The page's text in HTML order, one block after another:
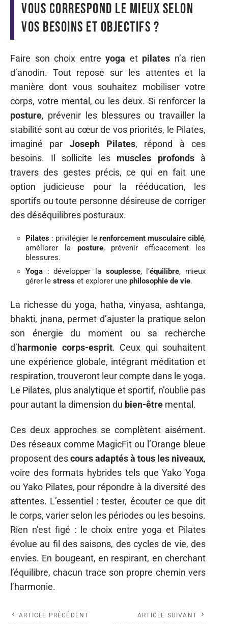
vous correspond le mieux selon
vos besoins et objectifs ?
Faire son choix entre yoga et pilates n’a rien
d’anodin. Tout repose sur les attentes et la
manière dont vous souhaitez mobiliser votre
corps, votre mental, ou les deux. Si renforcer la
posture, prévenir les blessures ou travailler la
stabilité sont au cœur de vos priorités, le Pilates,
imaginé par Joseph Pilates, répond à ces
besoins. Il sollicite les muscles profondsà
travers des gestes précis, ce qui en fait une
option judicieuse pour la rééducation, les
sportifs ou toute personne désireuse de corriger
des déséquilibres posturaux.
Pilates : privilégier le renforcement musculaire ciblé,
améliorer la posture, prévenir efficacement les
blessures.
Yoga : développer la souplesse, l’équilibre, mieux
gérer le stress et explorer une philosophie de vie.
La richesse du yoga, hatha, vinyasa, ashtanga,
bhakti, jnana, permet d’ajuster la pratique selon
son énergie du moment ou sa recherche
d’harmonie corps-esprit. Ceux qui souhaitent
une expérience globale, intégrant méditation et
respiration, trouveront leur compte dans le yoga.
Le Pilates, plus analytique et sportif, n’oublie pas
pour autant la dimension du bien-être mental.
Ces deux approches se complètent aisément.
Des réseaux comme MagicFit ou l’Orange bleue
proposent descours adaptés à tous les niveaux,
voire des formats hybrides tels que Yako Yoga
ou Yako Pilates, pour répondre à la diversité des
attentes. L’essentiel : tester, écouter ce que dit
le corps, varier selon les périodes ou les besoins.
Rien n’est figé : le choix entre yoga et Pilates
évolue au fil des saisons, des cycles de vie, des
envies. En bougeant, en respirant, en cherchant
l’équilibre, chacun trace son propre chemin vers
l’harmonie.
ARTICLE PRÉCÉDENT ARTICLE SUIVANT